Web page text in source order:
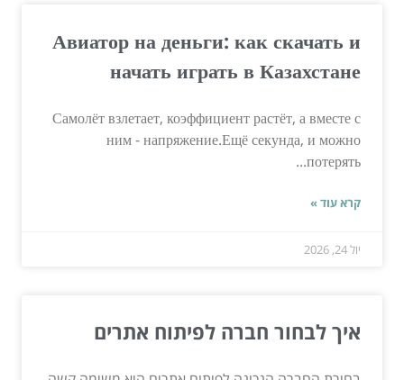
Авиатор на деньги: как скачать и
начать играть в Казахстане
Самолёт взлетает, коэффициент растёт, а вместе с
ним - напряжение.Ещё секунда, и можно
потерять...
קרא עוד »
יול 24, 2026
איך לבחור חברה לפיתוח אתרים